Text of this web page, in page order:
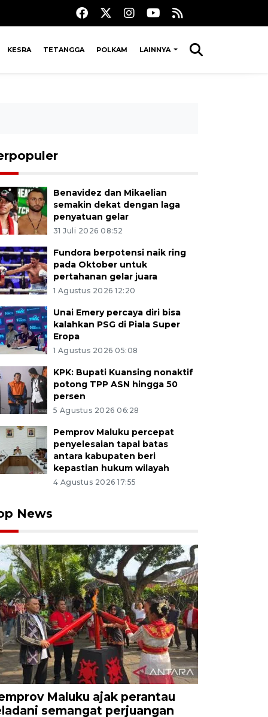
KESRA TETANGGA POLKAM LAINNYA
Benavidez dan Mikaelian
semakin dekat dengan laga
penyatuan gelar
31 Juli 2026 08:52
Fundora berpotensi naik ring
pada Oktober untuk
pertahanan gelar juara
1 Agustus 2026 12:20
Unai Emery percaya diri bisa
kalahkan PSG di Piala Super
Eropa
1 Agustus 2026 05:08
KPK: Bupati Kuansing nonaktif
potong TPP ASN hingga 50
persen
5 Agustus 2026 06:28
Pemprov Maluku percepat
penyelesaian tapal batas
antara kabupaten beri
kepastian hukum wilayah
4 Agustus 2026 17:55
News
Maluku ajak perantau
semangat perjuangan